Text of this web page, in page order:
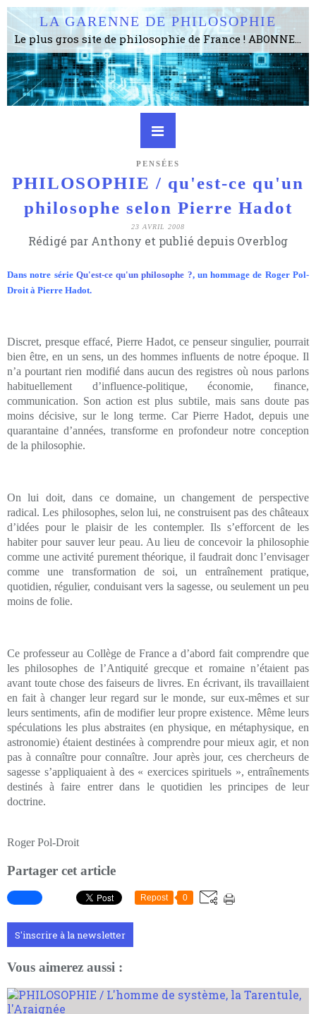
LA GARENNE DE PHILOSOPHIE
Le plus gros site de philosophie de France ! ABONNEZ-VOUS ! 4115 Articles, 1634 abonné·e·s, depuis 2006 . . . . . . . . 2 852 214 pages vues jusqu'à présent. Prestance et être apte à un plus grand nombre de choses.
PENSÉES
PHILOSOPHIE / qu'est-ce qu'un
philosophe selon Pierre Hadot
23 AVRIL 2008
Rédigé par Anthony et publié depuis Overblog
Dans notre série Qu'est-ce qu'un philosophe ?, un hommage de Roger Pol-
Droit à Pierre Hadot.
Discret, presque effacé, Pierre Hadot, ce penseur singulier, pourrait
bien être, en un sens, un des hommes influents de notre époque. Il
n’a pourtant rien modifié dans aucun des registres où nous parlons
habituellement d’influence-politique, économie, finance,
communication. Son action est plus subtile, mais sans doute pas
moins décisive, sur le long terme. Car Pierre Hadot, depuis une
quarantaine d’années, transforme en profondeur notre conception
de la philosophie.
On lui doit, dans ce domaine, un changement de perspective
radical. Les philosophes, selon lui, ne construisent pas des châteaux
d’idées pour le plaisir de les contempler. Ils s’efforcent de les
habiter pour sauver leur peau. Au lieu de concevoir la philosophie
comme une activité purement théorique, il faudrait donc l’envisager
comme une transformation de soi, un entraînement pratique,
quotidien, régulier, conduisant vers la sagesse, ou seulement un peu
moins de folie.
Ce professeur au Collège de France a d’abord fait comprendre que
les philosophes de l’Antiquité grecque et romaine n’étaient pas
avant toute chose des faiseurs de livres. En écrivant, ils travaillaient
en fait à changer leur regard sur le monde, sur eux-mêmes et sur
leurs sentiments, afin de modifier leur propre existence. Même leurs
spéculations les plus abstraites (en physique, en métaphysique, en
astronomie) étaient destinées à comprendre pour mieux agir, et non
pas à connaître pour connaître. Jour après jour, ces chercheurs de
sagesse s’appliquaient à des « exercices spirituels », entraînements
destinés à faire entrer dans le quotidien les principes de leur
doctrine.
Roger Pol-Droit
Partager cet article
Repost 0
S'inscrire à la newsletter
Vous aimerez aussi :